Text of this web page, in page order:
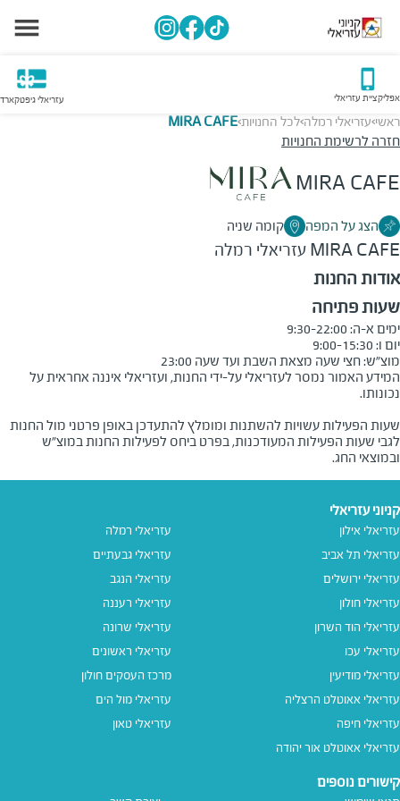
אפליקציית עזריאלי עזריאלי גיפטקארד
ראשי>עזריאלי רמלה>לכל החנויות>
MIRA CAFE
חזרה לרשימת החנויות
MIRA CAFE
הצג על המפה קומה שניה
MIRA CAFE עזריאלי רמלה
אודות החנות
שעות פתיחה
מוצ״ש: חצי שעה מצאת השבת ועד שעה 23:00
המידע האמור נמסר לעזריאלי על-ידי החנות, ועזריאלי איננה אחראית על
שעות הפעילות עשויות להשתנות ומומלץ להתעדכן באופן פרטני מול החנות
לגבי שעות הפעילות המעודכנות, בפרט ביחס לפעילות החנות במוצ"ש
ובמוצאי החג.
קניוני עזריאלי
עזריאלי אילון
עזריאלי תל אביב
עזריאלי ירושלים
עזריאלי חולון
עזריאלי הוד השרון
עזריאלי עכו
עזריאלי מודיעין
עזריאלי אאוטלט הרצליה
עזריאלי חיפה
עזריאלי אאוטלט אור יהודה
עזריאלי רמלה
עזריאלי גבעתיים
עזריאלי הנגב
עזריאלי רעננה
עזריאלי שרונה
עזריאלי ראשונים
מרכז העסקים חולון
עזריאלי מול הים
עזריאלי טאון
קישורים נוספים